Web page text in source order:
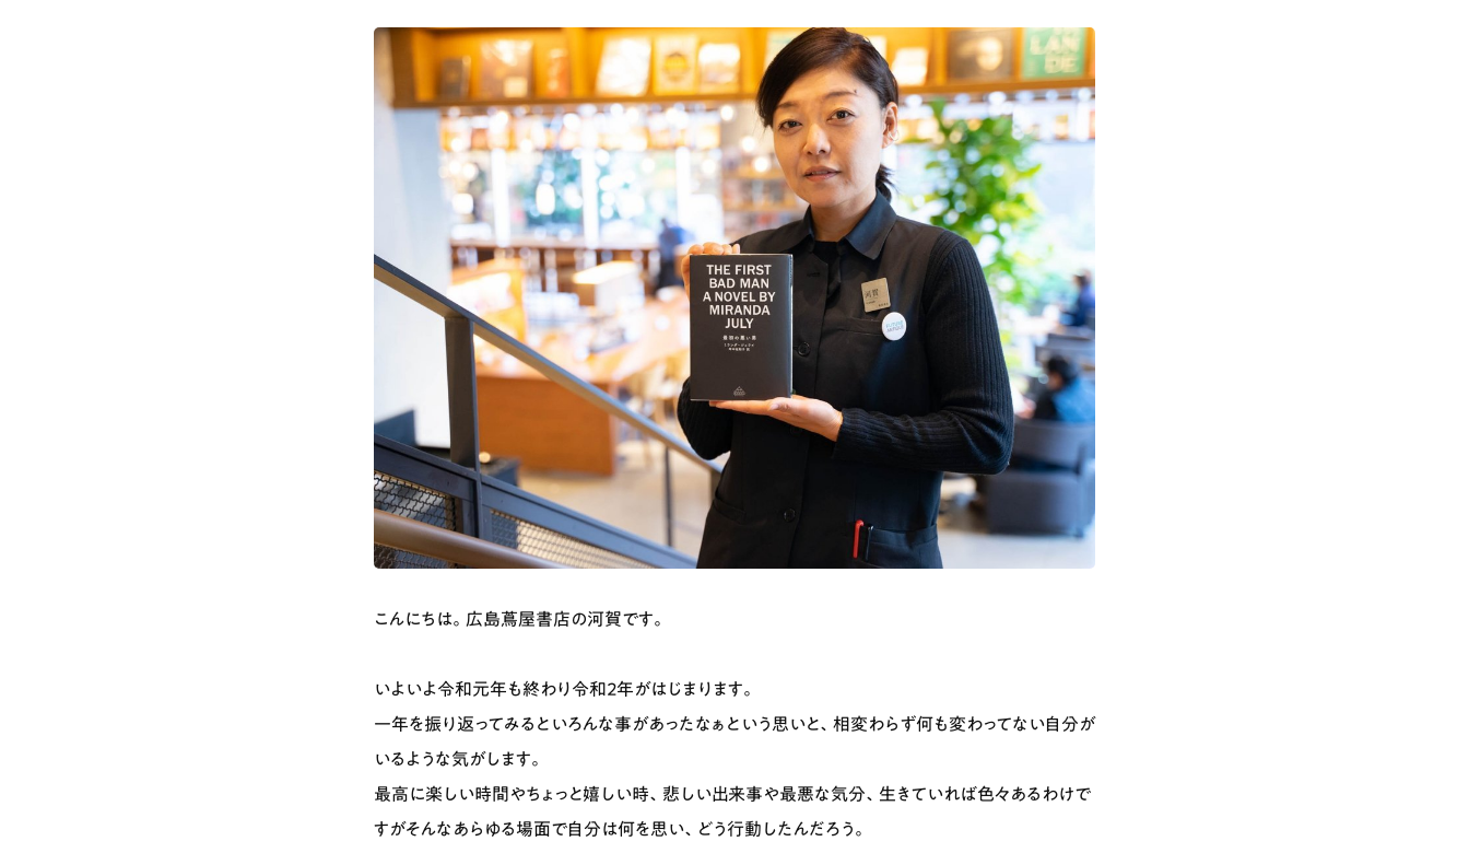
こんにちは。広島蔦屋書店の河賀です。
いよいよ令和元年も終わり令和２年がはじまります。
一年を振り返ってみるといろんな事があったなぁという思いと、相変わらず何も変わってない自分が
いるような気がします。
最高に楽しい時間やちょっと嬉しい時、悲しい出来事や最悪な気分、生きていれば色々あるわけで
すがそんなあらゆる場面で自分は何を思い、どう行動したんだろう。